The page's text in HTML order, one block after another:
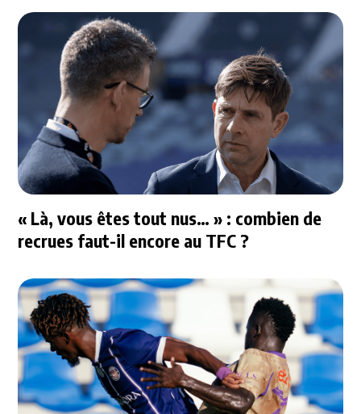
« Là, vous êtes tout nus… » : combien de
recrues faut-il encore au TFC ?